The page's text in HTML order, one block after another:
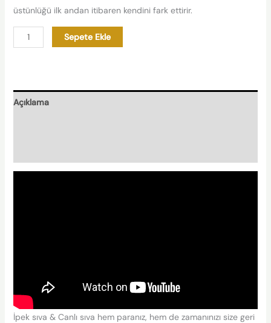
üstünlüğü ilk andan itibaren kendini fark ettirir.
Sepete Ekle
Açıklama
İpek sıva & Canlı sıva hem paranız, hem de zamanınızı size geri